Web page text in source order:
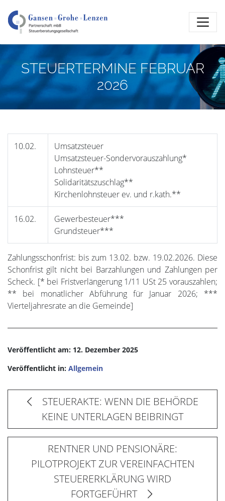
STEUERTERMINE FEBRUAR
2026
10.02.
Umsatzsteuer
Umsatzsteuer-Sondervorauszahlung*
Lohnsteuer**
Solidaritätszuschlag**
Kirchenlohnsteuer ev. und r.kath.**
16.02.
Gewerbesteuer***
Grundsteuer***
Zahlungsschonfrist: bis zum 13.02. bzw. 19.02.2026. Diese
Schonfrist gilt nicht bei Barzahlungen und Zahlungen per
Scheck. [* bei Fristverlängerung 1/11 USt 25 vorauszahlen;
** bei monatlicher Abführung für Januar 2026; ***
Vierteljahresrate an die Gemeinde]
Veröffentlicht am: 12. Dezember 2025
Veröffentlicht in: Allgemein
STEUERAKTE: WENN DIE BEHÖRDE
KEINE UNTERLAGEN BEIBRINGT
RENTNER UND PENSIONÄRE:
PILOTPROJEKT ZUR VEREINFACHTEN
STEUERERKLÄRUNG WIRD
FORTGEFÜHRT